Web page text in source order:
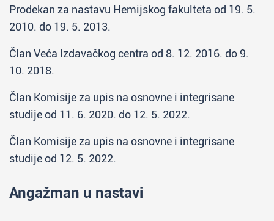
Prodekan za nastavu Hemijskog fakulteta od 19. 5.
2010. do 19. 5. 2013.
Član Veća Izdavačkog centra od 8. 12. 2016. do 9.
10. 2018.
Član Komisije za upis na osnovne i integrisane
studije od 11. 6. 2020. do 12. 5. 2022.
Član Komisije za upis na osnovne i integrisane
studije od 12. 5. 2022.
Angažman u nastavi